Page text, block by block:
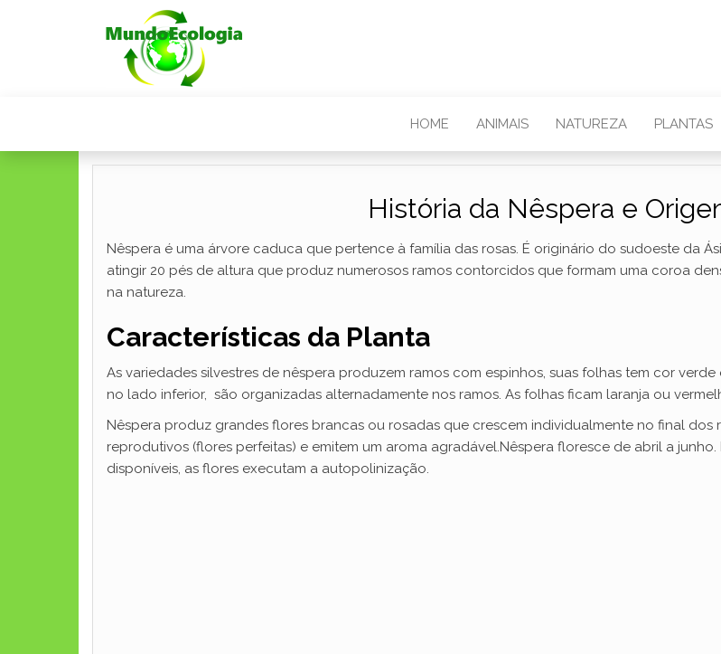
HOME ANIMAIS NATUREZA PLANTAS
História da Nêspera e
Nêspera é uma árvore caduca que pertence à família das rosas. É originário do sudoeste da
atingir 20 pés de altura que produz numerosos ramos contorcidos que formam uma coroa
na natureza.
Características da Planta
As variedades silvestres de nêspera produzem ramos com espinhos, suas folhas tem cor
no lado inferior, são organizadas alternadamente nos ramos. As folhas ficam laranja ou
Nêspera produz grandes flores brancas ou rosadas que crescem individualmente no final
reprodutivos (flores perfeitas) e emitem um aroma agradável.Nêspera floresce de abril a
disponíveis, as flores executam a autopolinização.